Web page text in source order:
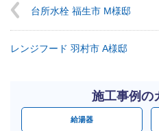
台所水栓 福生市 M様邸
レンジフード 羽村市 A様邸
施工事例の
給湯器